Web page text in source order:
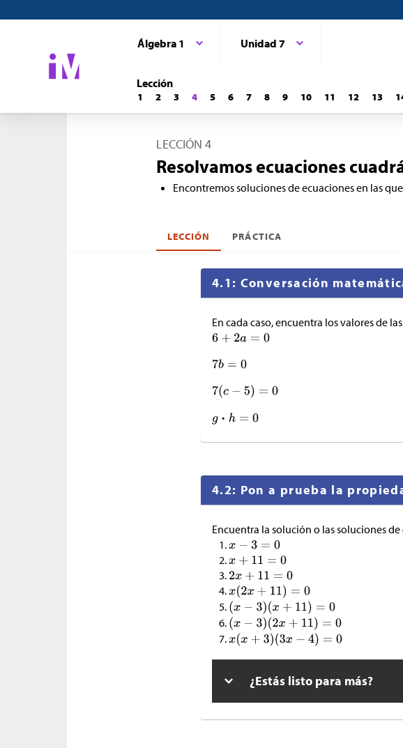
Álgebra 1 Unidad 7
Lección
1 2 3 4 5 6 7 8 9 10 11 12 13
LECCIÓN 4
Resolvamos ecuaciones
Encontremos soluciones de ecuaciones en las
LECCIÓN PRÁCTICA
4.1: Conversación
En cada caso, encuentra los valores de
4.2: Pon a prueba la
Encuentra la solución o las soluciones
¿Estás listo para más?